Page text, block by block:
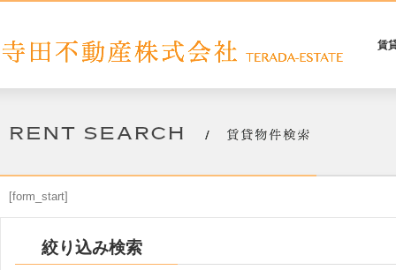
賃
[form_start]
絞り込み検索